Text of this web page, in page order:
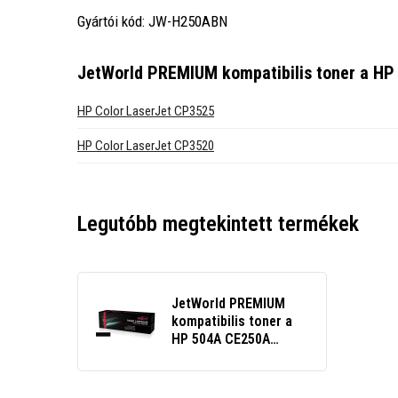
Gyártói kód: JW-H250ABN
JetWorld PREMIUM kompatibilis toner a
HP Color LaserJet CP3525
HP Color LaserJet CP3520
Legutóbb megtekintett termékek
JetWorld PREMIUM
kompatibilis toner a
HP 504A CE250A